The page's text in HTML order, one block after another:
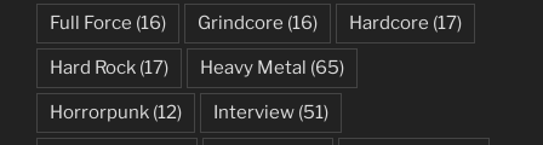
Full Force (16) Grindcore (16) Hardcore (17)
Hard Rock (17) Heavy Metal (65)
Horrorpunk (12) Interview (51)